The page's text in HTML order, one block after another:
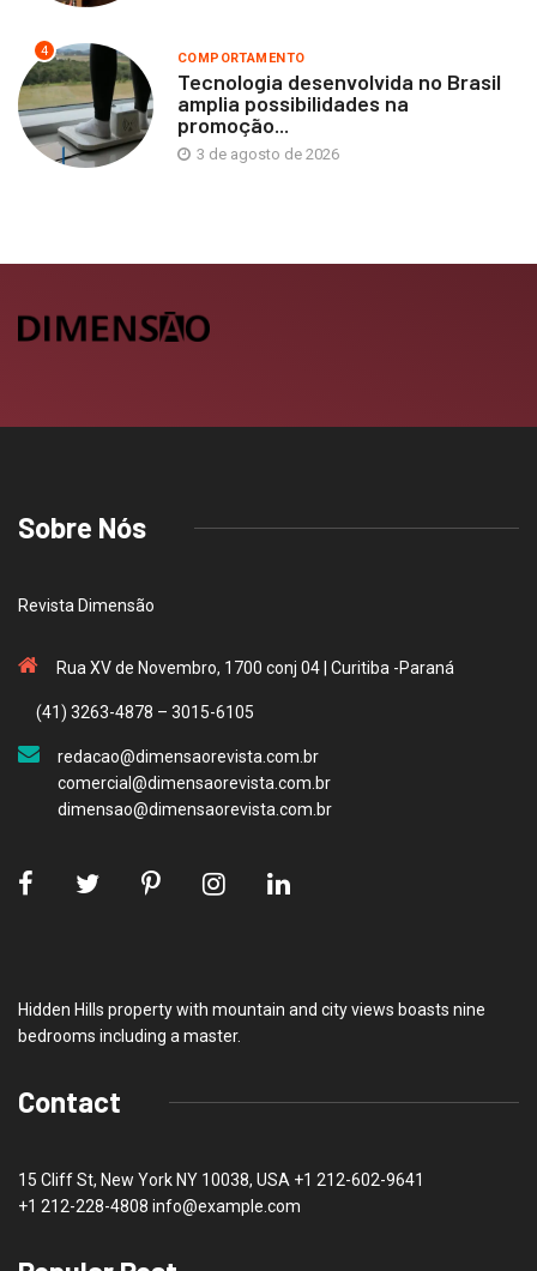
4 COMPORTAMENTO
Tecnologia desenvolvida no Brasil
amplia possibilidades na
promoção...
3 de agosto de 2026
Sobre Nós
Revista Dimensão
Rua XV de Novembro, 1700 conj 04 | Curitiba -Paraná
(41) 3263-4878 – 3015-6105
redacao@dimensaorevista.com.br
comercial@dimensaorevista.com.br
dimensao@dimensaorevista.com.br
Hidden Hills property with mountain and city views boasts nine
bedrooms including a master.
Contact
15 Cliff St, New York NY 10038, USA +1 212-602-9641
+1 212-228-4808 info@example.com